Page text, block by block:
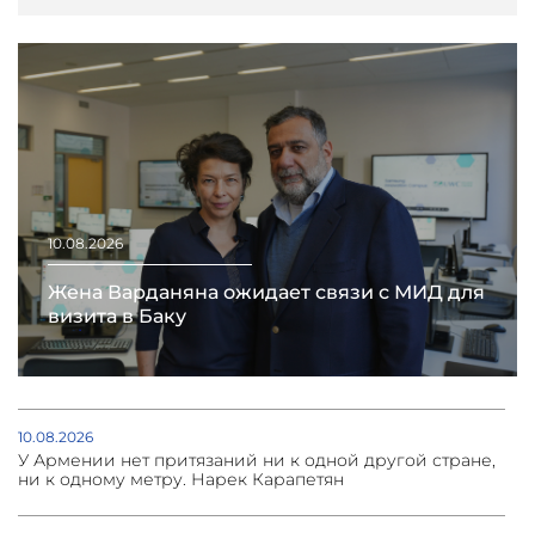
10.08.2026
Жена Варданяна ожидает связи с МИД для
визита в Баку
10.08.2026
У Армении нет притязаний ни к одной другой стране,
ни к одному метру. Нарек Карапетян